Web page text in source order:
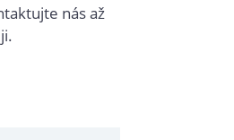
nás až